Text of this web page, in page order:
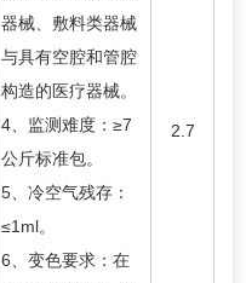
器械、敷料类器械
与具有空腔和管腔
构造的医疗器械。
4、监测难度：≥7
公斤标准包。
5、冷空气残存：
≤1ml。
6、变色要求：在
2.7